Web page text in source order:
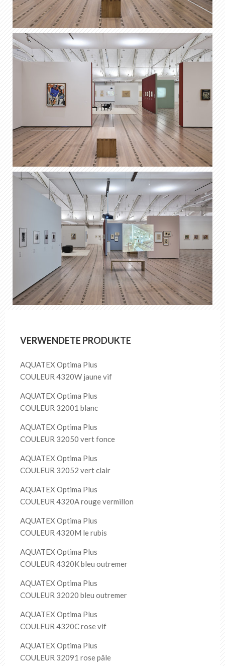
VERWENDETE PRODUKTE
AQUATEX Optima Plus
COULEUR 4320W jaune vif
AQUATEX Optima Plus
COULEUR 32001 blanc
AQUATEX Optima Plus
COULEUR 32050 vert fonce
AQUATEX Optima Plus
COULEUR 32052 vert clair
AQUATEX Optima Plus
COULEUR 4320A rouge vermillon
AQUATEX Optima Plus
COULEUR 4320M le rubis
AQUATEX Optima Plus
COULEUR 4320K bleu outremer
AQUATEX Optima Plus
COULEUR 32020 bleu outremer
AQUATEX Optima Plus
COULEUR 4320C rose vif
AQUATEX Optima Plus
COULEUR 32091 rose pâle